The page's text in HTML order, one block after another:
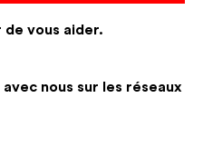
de vous aider.
nous sur les réseaux